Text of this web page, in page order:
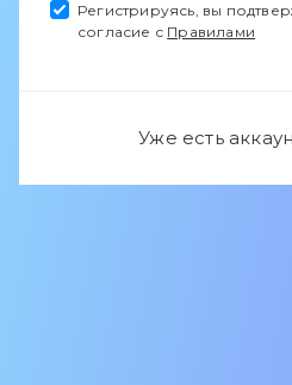
Регистрируясь, вы
согласие с Правилами
Уже есть